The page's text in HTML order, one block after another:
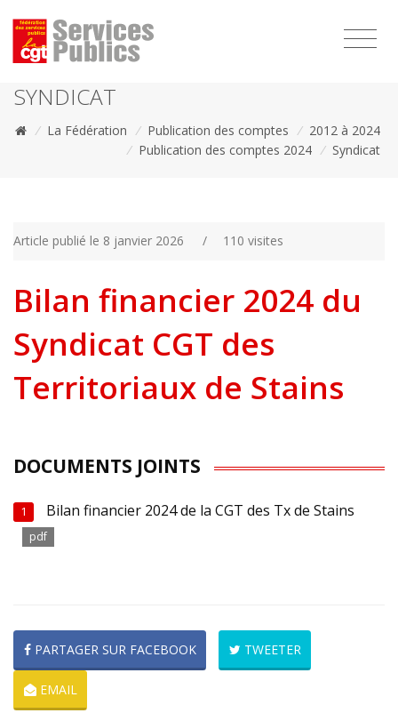
SYNDICAT
/ La Fédération / Publication des comptes / 2012 à 2024
/ Publication des comptes 2024 / Syndicat
Article publié le 8 janvier 2026 / 110 visites
Bilan financier 2024 du
Syndicat CGT des
Territoriaux de Stains
DOCUMENTS JOINTS
1 Bilan financier 2024 de la CGT des Tx de Stains
pdf
PARTAGER SUR FACEBOOK TWEETER
EMAIL